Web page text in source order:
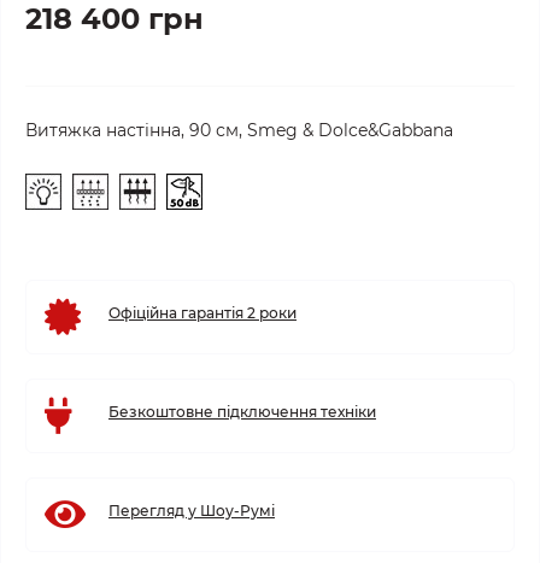
218 400 грн
Витяжка настінна, 90 см, Smeg & Dolce&Gabbana
Офіційна гарантія 2 роки
Безкоштовне підключення техніки
Перегляд у Шоу-Румі